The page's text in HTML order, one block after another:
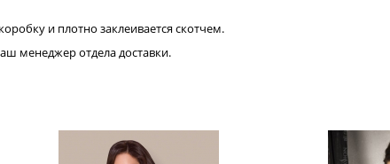
и плотно заклеивается скотчем.
менеджер отдела доставки.